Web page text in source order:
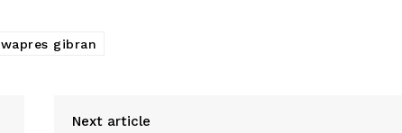
wapres gibran
Next article